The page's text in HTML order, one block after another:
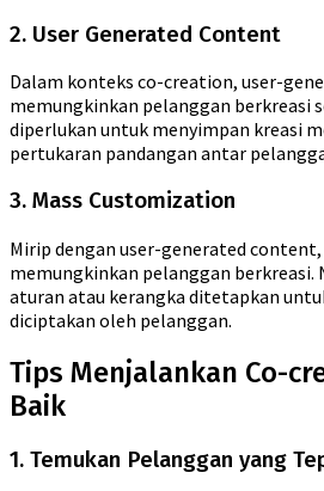
2. User Generated Content
Dalam konteks co-creation, user-
memungkinkan pelanggan berkreasi
diperlukan untuk menyimpan kreasi
pertukaran pandangan antar
3. Mass Customization
Mirip dengan user-generated
memungkinkan pelanggan berkreasi.
aturan atau kerangka ditetapkan
diciptakan oleh pelanggan.
Tips Menjalankan Co-
Baik
1. Temukan Pelanggan yang